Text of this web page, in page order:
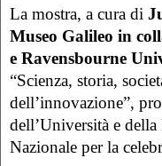
La mostra, a cura di
Museo Galileo in
e Ravensbourne
“Scienza, storia,
dell’innovazione”,
dell’Università e
Nazionale per la